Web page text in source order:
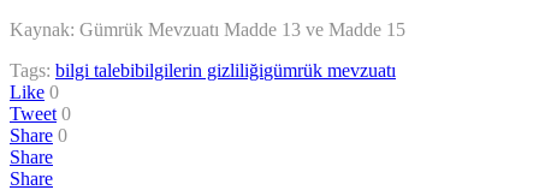
Kaynak: Gümrük Mevzuatı Madde 13 ve Madde 15
Tags: bilgi talebibilgilerin gizliliğigümrük mevzuatı
Like 0
Tweet 0
Share 0
Share
Share